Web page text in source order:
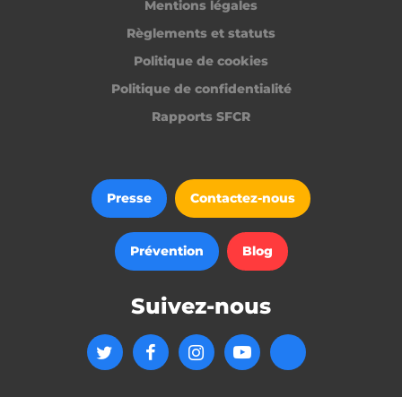
Mentions légales
Règlements et statuts
Politique de cookies
Politique de confidentialité
Rapports SFCR
Presse Contactez-nous
Prévention Blog
Suivez-nous
PERSISTID
freelance.heyme.care
_tt_enable_cookie
.heyme.care